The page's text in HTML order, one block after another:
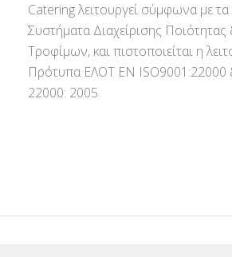
Catering λειτουργεί σύμφωνα με
Συστήματα Διαχείρισης
Τροφίμων, και πιστοποιείται η
Πρότυπα ΕΛΟΤ ΕΝ ISO9001:22000
22000: 2005